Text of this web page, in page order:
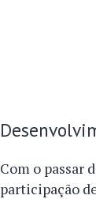
Com o passar
participação